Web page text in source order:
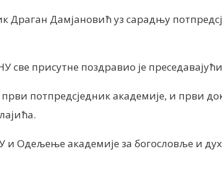
Драган Дамјановић уз сарадњу
све присутне поздравио је
потпредсједник академије, и први
Одељење академије за богословље и